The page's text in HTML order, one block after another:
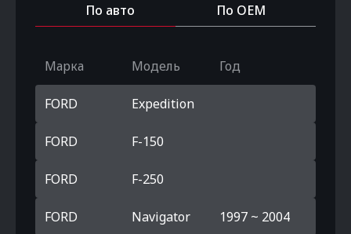
По авто По OEM
Марка Модель Год
FORD Expedition
FORD F-150
FORD F-250
FORD Navigator 1997 ~ 2004